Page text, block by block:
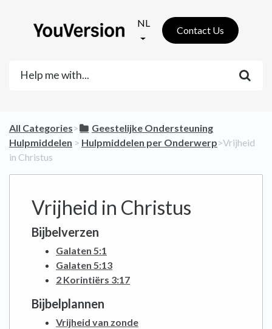
NL
Contact Us
All Categories​>​
​Geestelijke Ondersteuning
Hulpmiddelen ​ > ​ ​Hulpmiddelen per Onderwerp​>​ Vrijheid
in Christus
Vrijheid in Christus
Bijbelverzen
Galaten 5:1
Galaten 5:13
2 Korintiërs 3:17
Bijbelplannen
Vrijheid van zonde